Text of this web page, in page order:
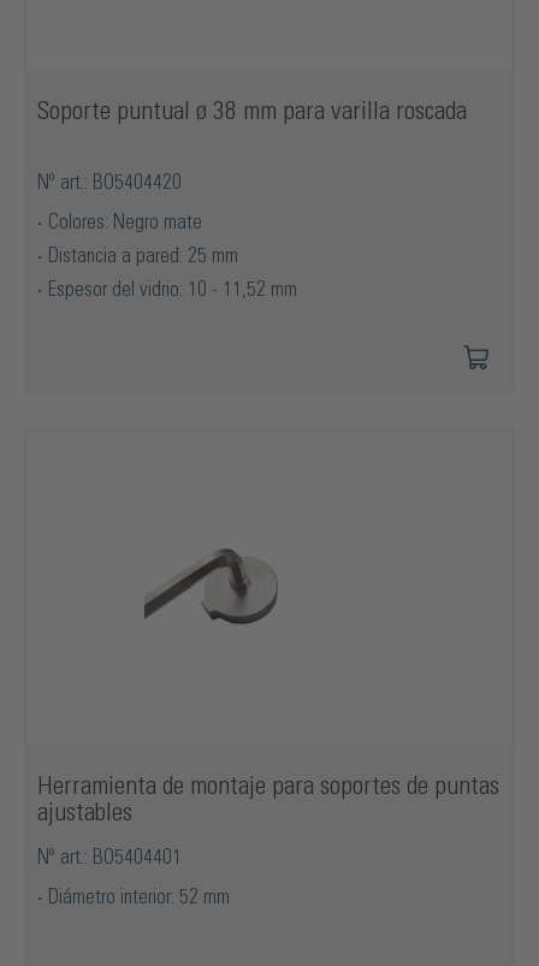
Soporte puntual ø 38 mm para varilla roscada
Nº art.: BO5404420
Colores: Negro mate
Distancia a pared: 25 mm
Espesor del vidrio: 10 - 11,52 mm
Herramienta de montaje para soportes de puntas
ajustables
Nº art.: BO5404401
Diámetro interior: 52 mm